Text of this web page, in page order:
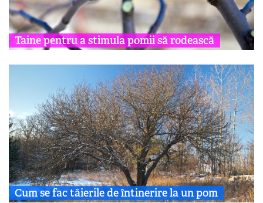
Taine pentru a stimula pomii să rodească
Cum se fac tăierile de întinerire la un pom